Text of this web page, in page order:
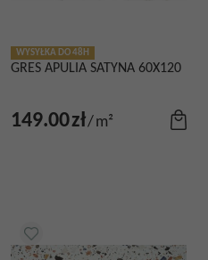
WYSYŁKA DO 48H
GRES APULIA SATYNA 60X120
149.00zł/m²